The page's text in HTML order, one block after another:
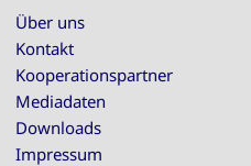
Über uns
Kontakt
Kooperationspartner
Mediadaten
Downloads
Impressum